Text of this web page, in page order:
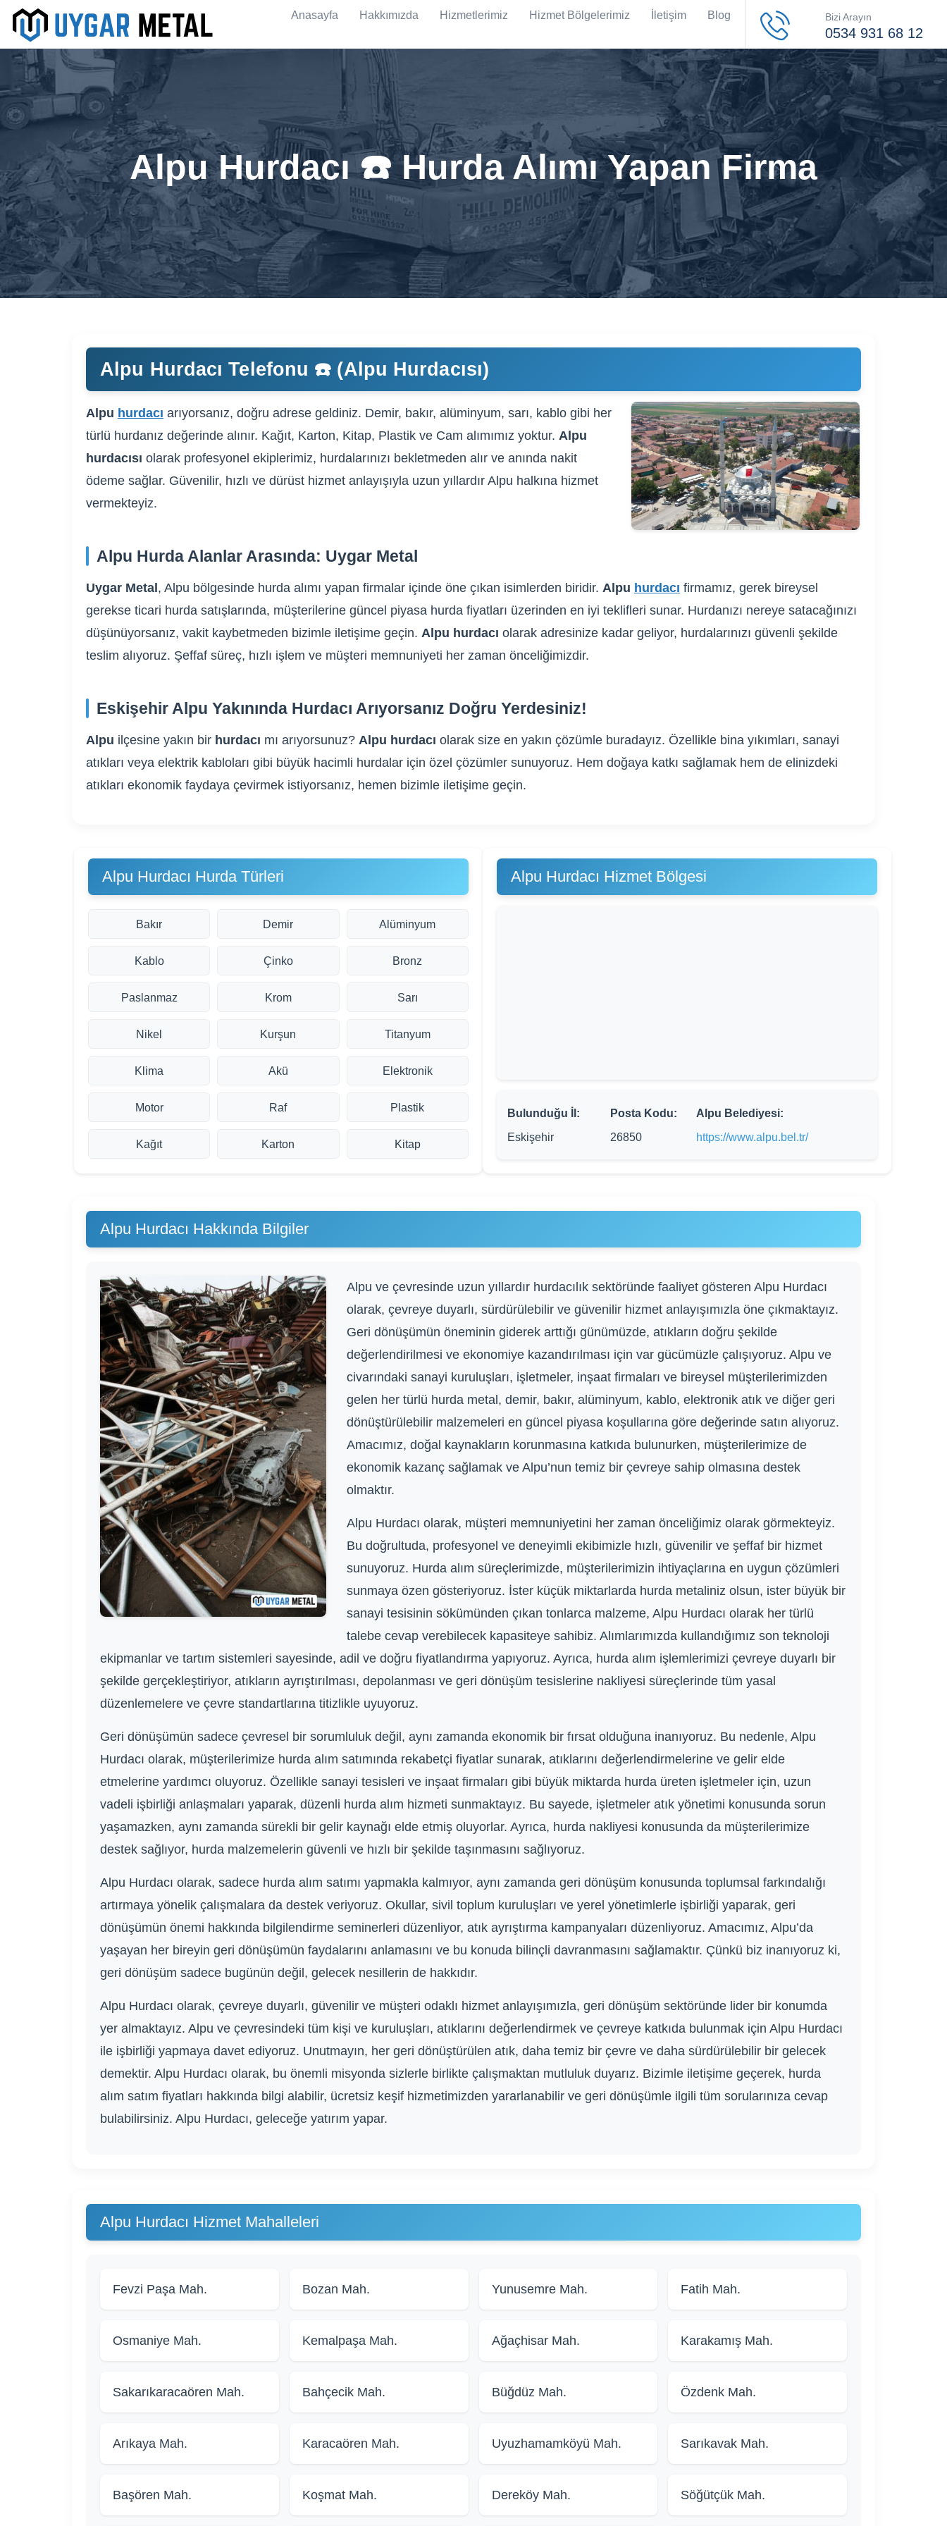
Anasayfa Hakkımızda Hizmetlerimiz Hizmet Bölgelerimiz İletişim Blog Bizi Arayın
0534 931 68 12
Alpu Hurdacı ☎️ Hurda Alımı Yapan Firma
Alpu Hurdacı Telefonu ☎️ (Alpu Hurdacısı)
Alpu hurdacı arıyorsanız, doğru adrese geldiniz. Demir, bakır, alüminyum, sarı, kablo gibi her
türlü hurdanız değerinde alınır. Kağıt, Karton, Kitap, Plastik ve Cam alımımız yoktur. Alpu
hurdacısı olarak profesyonel ekiplerimiz, hurdalarınızı bekletmeden alır ve anında nakit
ödeme sağlar. Güvenilir, hızlı ve dürüst hizmet anlayışıyla uzun yıllardır Alpu halkına hizmet
vermekteyiz.
Alpu Hurda Alanlar Arasında: Uygar Metal
Uygar Metal , Alpu bölgesinde hurda alımı yapan firmalar içinde öne çıkan isimlerden biridir. Alpu hurdacı firmamız, gerek bireysel
gerekse ticari hurda satışlarında, müşterilerine güncel piyasa hurda fiyatları üzerinden en iyi teklifleri sunar. Hurdanızı nereye satacağınızı
düşünüyorsanız, vakit kaybetmeden bizimle iletişime geçin. Alpu hurdacı olarak adresinize kadar geliyor, hurdalarınızı güvenli şekilde
teslim alıyoruz. Şeffaf süreç, hızlı işlem ve müşteri memnuniyeti her zaman önceliğimizdir.
Eskişehir Alpu Yakınında Hurdacı Arıyorsanız Doğru Yerdesiniz!
Alpu ilçesine yakın bir hurdacı mı arıyorsunuz? Alpu hurdacı olarak size en yakın çözümle buradayız. Özellikle bina yıkımları, sanayi
atıkları veya elektrik kabloları gibi büyük hacimli hurdalar için özel çözümler sunuyoruz. Hem doğaya katkı sağlamak hem de elinizdeki
atıkları ekonomik faydaya çevirmek istiyorsanız, hemen bizimle iletişime geçin.
Alpu Hurdacı Hurda Türleri
Bakır Demir Alüminyum
Kablo Çinko Bronz
Paslanmaz Krom Sarı
Nikel Kurşun Titanyum
Klima Akü Elektronik
Motor Raf Plastik
Kağıt Karton Kitap
Alpu Hurdacı Hizmet Bölgesi
Bulunduğu İl:
Eskişehir
Posta Kodu:
26850
Alpu Belediyesi:
https://www.alpu.bel.tr/
Alpu Hurdacı Hakkında Bilgiler
Alpu ve çevresinde uzun yıllardır hurdacılık sektöründe faaliyet gösteren Alpu Hurdacı
olarak, çevreye duyarlı, sürdürülebilir ve güvenilir hizmet anlayışımızla öne çıkmaktayız.
Geri dönüşümün öneminin giderek arttığı günümüzde, atıkların doğru şekilde
değerlendirilmesi ve ekonomiye kazandırılması için var gücümüzle çalışıyoruz. Alpu ve
civarındaki sanayi kuruluşları, işletmeler, inşaat firmaları ve bireysel müşterilerimizden
gelen her türlü hurda metal, demir, bakır, alüminyum, kablo, elektronik atık ve diğer geri
dönüştürülebilir malzemeleri en güncel piyasa koşullarına göre değerinde satın alıyoruz.
Amacımız, doğal kaynakların korunmasına katkıda bulunurken, müşterilerimize de
ekonomik kazanç sağlamak ve Alpu’nun temiz bir çevreye sahip olmasına destek
olmaktır.
Alpu Hurdacı olarak, müşteri memnuniyetini her zaman önceliğimiz olarak görmekteyiz.
Bu doğrultuda, profesyonel ve deneyimli ekibimizle hızlı, güvenilir ve şeffaf bir hizmet
sunuyoruz. Hurda alım süreçlerimizde, müşterilerimizin ihtiyaçlarına en uygun çözümleri
sunmaya özen gösteriyoruz. İster küçük miktarlarda hurda metaliniz olsun, ister büyük bir
sanayi tesisinin sökümünden çıkan tonlarca malzeme, Alpu Hurdacı olarak her türlü
talebe cevap verebilecek kapasiteye sahibiz. Alımlarımızda kullandığımız son teknoloji
ekipmanlar ve tartım sistemleri sayesinde, adil ve doğru fiyatlandırma yapıyoruz. Ayrıca, hurda alım işlemlerimizi çevreye duyarlı bir
şekilde gerçekleştiriyor, atıkların ayrıştırılması, depolanması ve geri dönüşüm tesislerine nakliyesi süreçlerinde tüm yasal
düzenlemelere ve çevre standartlarına titizlikle uyuyoruz.
Geri dönüşümün sadece çevresel bir sorumluluk değil, aynı zamanda ekonomik bir fırsat olduğuna inanıyoruz. Bu nedenle, Alpu
Hurdacı olarak, müşterilerimize hurda alım satımında rekabetçi fiyatlar sunarak, atıklarını değerlendirmelerine ve gelir elde
etmelerine yardımcı oluyoruz. Özellikle sanayi tesisleri ve inşaat firmaları gibi büyük miktarda hurda üreten işletmeler için, uzun
vadeli işbirliği anlaşmaları yaparak, düzenli hurda alım hizmeti sunmaktayız. Bu sayede, işletmeler atık yönetimi konusunda sorun
yaşamazken, aynı zamanda sürekli bir gelir kaynağı elde etmiş oluyorlar. Ayrıca, hurda nakliyesi konusunda da müşterilerimize
destek sağlıyor, hurda malzemelerin güvenli ve hızlı bir şekilde taşınmasını sağlıyoruz.
Alpu Hurdacı olarak, sadece hurda alım satımı yapmakla kalmıyor, aynı zamanda geri dönüşüm konusunda toplumsal farkındalığı
artırmaya yönelik çalışmalara da destek veriyoruz. Okullar, sivil toplum kuruluşları ve yerel yönetimlerle işbirliği yaparak, geri
dönüşümün önemi hakkında bilgilendirme seminerleri düzenliyor, atık ayrıştırma kampanyaları düzenliyoruz. Amacımız, Alpu’da
yaşayan her bireyin geri dönüşümün faydalarını anlamasını ve bu konuda bilinçli davranmasını sağlamaktır. Çünkü biz inanıyoruz ki,
geri dönüşüm sadece bugünün değil, gelecek nesillerin de hakkıdır.
Alpu Hurdacı olarak, çevreye duyarlı, güvenilir ve müşteri odaklı hizmet anlayışımızla, geri dönüşüm sektöründe lider bir konumda
yer almaktayız. Alpu ve çevresindeki tüm kişi ve kuruluşları, atıklarını değerlendirmek ve çevreye katkıda bulunmak için Alpu Hurdacı
ile işbirliği yapmaya davet ediyoruz. Unutmayın, her geri dönüştürülen atık, daha temiz bir çevre ve daha sürdürülebilir bir gelecek
demektir. Alpu Hurdacı olarak, bu önemli misyonda sizlerle birlikte çalışmaktan mutluluk duyarız. Bizimle iletişime geçerek, hurda
alım satım fiyatları hakkında bilgi alabilir, ücretsiz keşif hizmetimizden yararlanabilir ve geri dönüşümle ilgili tüm sorularınıza cevap
bulabilirsiniz. Alpu Hurdacı, geleceğe yatırım yapar.
Alpu Hurdacı Hizmet Mahalleleri
Fevzi Paşa Mah. Bozan Mah. Yunusemre Mah. Fatih Mah.
Osmaniye Mah. Kemalpaşa Mah. Ağaçhisar Mah. Karakamış Mah.
Sakarıkaracaören Mah. Bahçecik Mah. Büğdüz Mah. Özdenk Mah.
Arıkaya Mah. Karacaören Mah. Uyuzhamamköyü Mah. Sarıkavak Mah.
Başören Mah. Koşmat Mah. Dereköy Mah. Söğütçük Mah.